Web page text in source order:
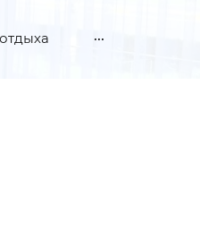
...